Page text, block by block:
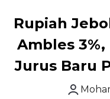
Rupiah
Ambles 3%,
Jurus Baru